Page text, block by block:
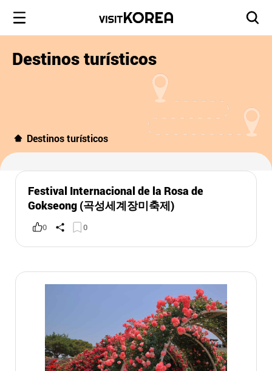
Destinos turísticos
Destinos turísticos
Festival Internacional de la Rosa de
Gokseong (곡성세계장미축제)
0 0